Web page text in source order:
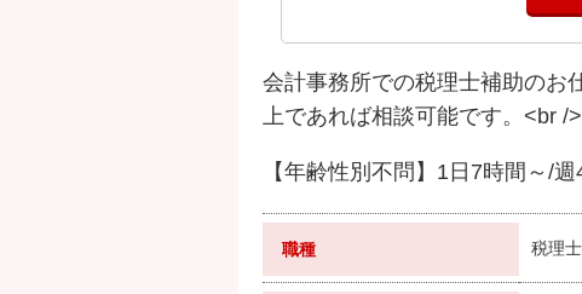
会計事務所での税理士補助のお
上であれば相談可能です。<br /
【年齢性別不問】1日7時間～/
職種 税理